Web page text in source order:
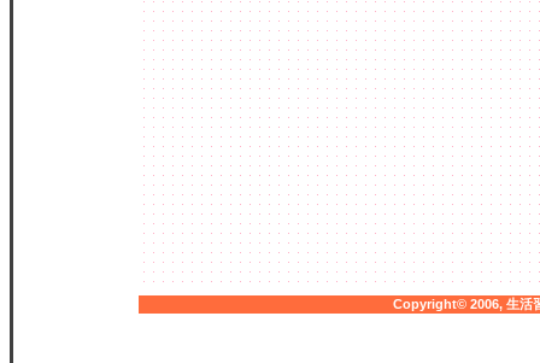
Copyright© 2006, 生活